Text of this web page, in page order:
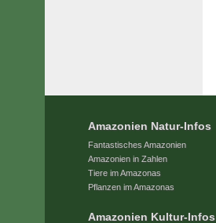
Amazonien Natur-Infos
Fantastisches Amazonien
Amazonien in Zahlen
Tiere im Amazonas
Pflanzen im Amazonas
Amazonien Kultur-Infos